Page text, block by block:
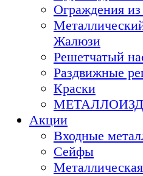
Ограждения
Жалюзи
Решетчатый
Раздвижные
Краски
Акции
Входные
Сейфы